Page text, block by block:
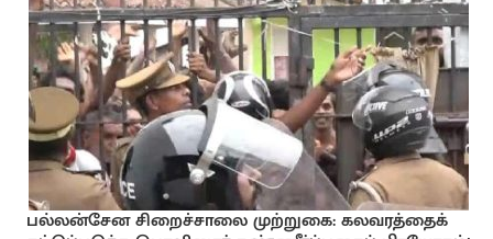
பல்லன்சேன சிறைச்சாலை முற்றுகை: கலவரத்தைக்